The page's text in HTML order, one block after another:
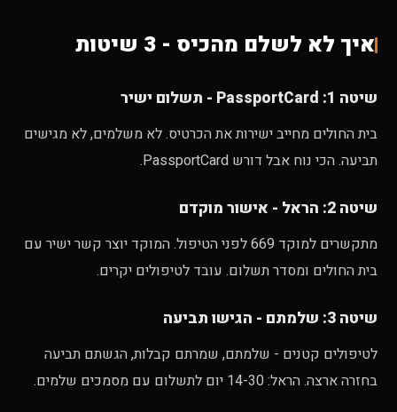
איך לא לשלם מהכיס - 3 שיטות
שיטה 1: PassportCard - תשלום ישיר
בית החולים מחייב ישירות את הכרטיס. לא משלמים, לא מגישים
תביעה. הכי נוח אבל דורש PassportCard.
שיטה 2: הראל - אישור מוקדם
מתקשרים למוקד 669 לפני הטיפול. המוקד יוצר קשר ישיר עם
בית החולים ומסדר תשלום. עובד לטיפולים יקרים.
שיטה 3: שלמתם - הגישו תביעה
לטיפולים קטנים - שלמתם, שמרתם קבלות, הגשתם תביעה
בחזרה ארצה. הראל: 14-30 יום לתשלום עם מסמכים שלמים.